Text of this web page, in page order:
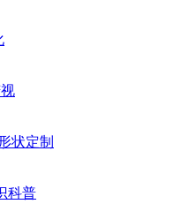
状定制
科普